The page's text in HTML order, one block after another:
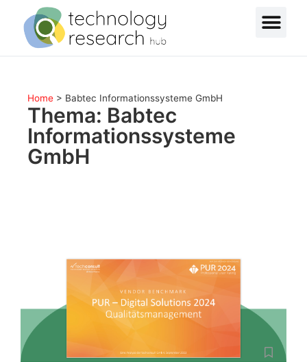
Home > Babtec Informationssysteme GmbH
Thema: Babtec
Informationssysteme
GmbH